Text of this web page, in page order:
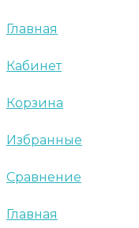
Главная
Кабинет
Корзина
Избранные
Сравнение
Главная